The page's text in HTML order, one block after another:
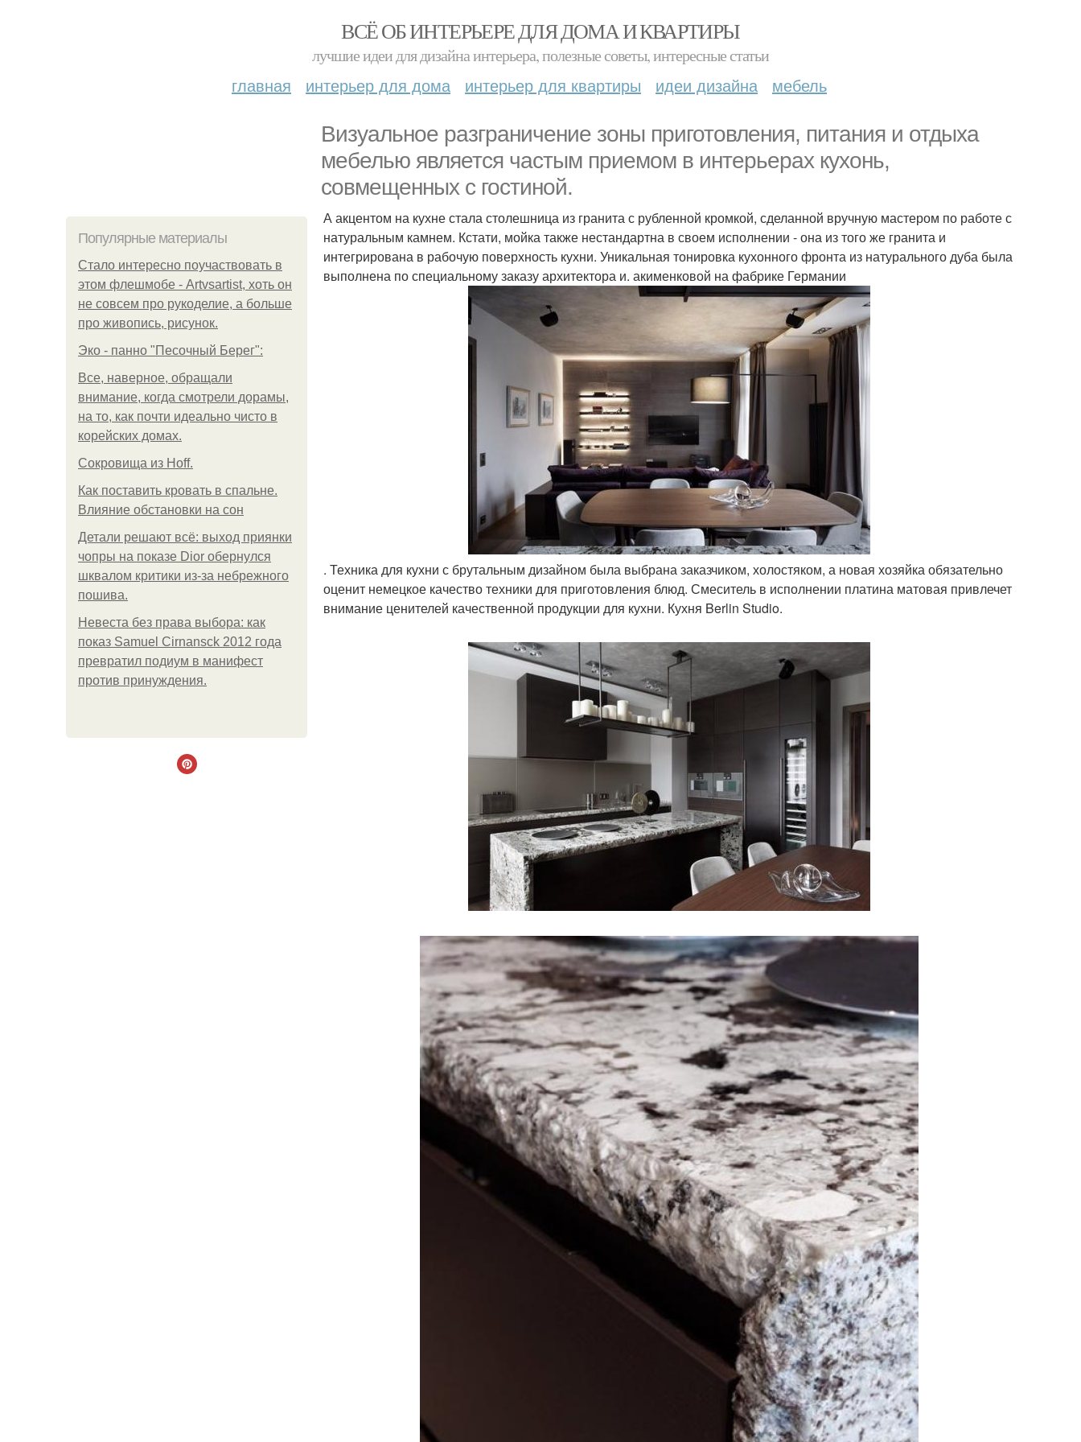
ВСЁ ОБ ИНТЕРЬЕРЕ ДЛЯ ДОМА И КВАРТИРЫ
лучшие идеи для дизайна интерьера, полезные советы, интересные статьи
главная интерьер для дома интерьер для квартиры идеи дизайна мебель
Визуальное разграничение зоны приготовления, питания и отдыха
мебелью является частым приемом в интерьерах кухонь,
совмещенных с гостиной.
Популярные материалы
Стало интересно поучаствовать в
этом флешмобе - Artvsartist, хоть он
не совсем про рукоделие, а больше
про живопись, рисунок.
Эко - панно "Песочный Берег":
Все, наверное, обращали
внимание, когда смотрели дорамы,
на то, как почти идеально чисто в
корейских домах.
Сокровища из Hoff.
Как поставить кровать в спальне.
Влияние обстановки на сон
Детали решают всё: выход приянки
чопры на показе Dior обернулся
шквалом критики из-за небрежного
пошива.
Невеста без права выбора: как
показ Samuel Cirnansck 2012 года
превратил подиум в манифест
против принуждения.
А акцентом на кухне стала столешница из гранита с рубленной кромкой, сделанной вручную мастером по работе с
натуральным камнем. Кстати, мойка также нестандартна в своем исполнении - она из того же гранита и
интегрирована в рабочую поверхность кухни. Уникальная тонировка кухонного фронта из натурального дуба была
выполнена по специальному заказу архитектора и. акименковой на фабрике Германии
. Техника для кухни с брутальным дизайном была выбрана заказчиком, холостяком, а новая хозяйка обязательно
оценит немецкое качество техники для приготовления блюд. Смеситель в исполнении платина матовая привлечет
внимание ценителей качественной продукции для кухни. Кухня Berlin Studio.